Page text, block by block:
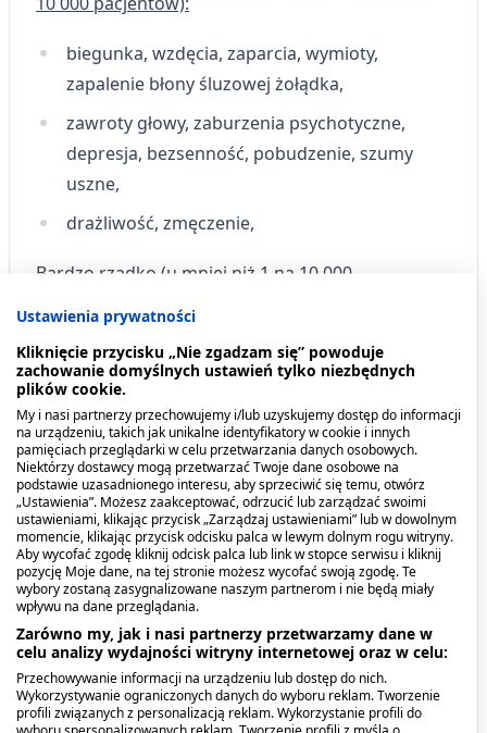
biegunka, wzdęcia, zaparcia, wymioty,
zapalenie błony śluzowej żołądka,
zawroty głowy, zaburzenia psychotyczne,
depresja, bezsenność, pobudzenie, szumy
uszne,
drażliwość, zmęczenie,
Bardzo rzadko (u mniej niż 1 na 10 000
wrzody trawienne, perforacja lub krwawienie
z przewodu pokarmowego, smoliste stolce,
krwawe wymioty, wrzodziejące zapalenie
błony śluzowej jamy ustnej, zaostrzenie
zapalenia jelita grubego oraz choroby Crohna,
aseptyczne zapalenie opon mózgowo-
rdzeniowych,
ostra niewydolność nerek, martwica
brodawek nerkowych, szczególnie przy
długotrwałym użyciu, powodująca wzrost
stężenia mocznika w surowicy krwi i obrzęki,
hipernatremia (retencja sodu), zmniejszenie
Ustawienia prywatności
Kliknięcie przycisku „Nie zgadzam się” powoduje
zachowanie domyślnych ustawień tylko niezbędnych
plików cookie.
My i nasi partnerzy przechowujemy i/lub uzyskujemy dostęp do informacji
na urządzeniu, takich jak unikalne identyfikatory w cookie i innych
pamięciach przeglądarki w celu przetwarzania danych osobowych.
Niektórzy dostawcy mogą przetwarzać Twoje dane osobowe na
podstawie uzasadnionego interesu, aby sprzeciwić się temu, otwórz
„Ustawienia”. Możesz zaakceptować, odrzucić lub zarządzać swoimi
ustawieniami, klikając przycisk „Zarządzaj ustawieniami” lub w dowolnym
momencie, klikając przycisk odcisku palca w lewym dolnym rogu witryny.
Aby wycofać zgodę kliknij odcisk palca lub link w stopce serwisu i kliknij
pozycję Moje dane, na tej stronie możesz wycofać swoją zgodę. Te
wybory zostaną zasygnalizowane naszym partnerom i nie będą miały
wpływu na dane przeglądania.
Zarówno my, jak i nasi partnerzy przetwarzamy dane w
celu analizy wydajności witryny internetowej oraz w celu:
Przechowywanie informacji na urządzeniu lub dostęp do nich.
Wykorzystywanie ograniczonych danych do wyboru reklam. Tworzenie
profili związanych z personalizacją reklam. Wykorzystanie profili do
wyboru spersonalizowanych reklam. Tworzenie profili z myślą o